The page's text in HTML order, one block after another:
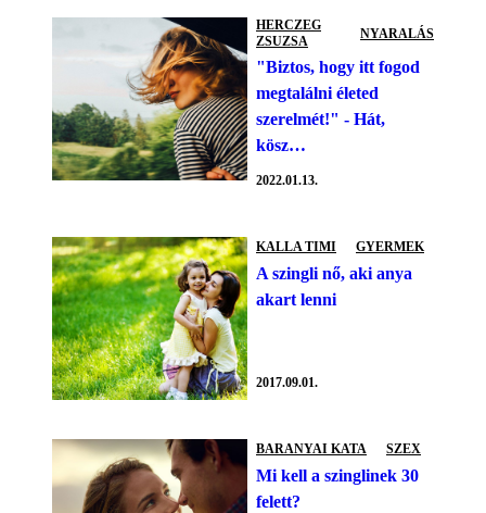
HERCZEG
ZSUZSA
NYARALÁS
"Biztos, hogy itt fogod
megtalálni életed
szerelmét!" - Hát,
kösz…
2022.01.13.
KALLA TIMI GYERMEK
A szingli nő, aki anya
akart lenni
2017.09.01.
BARANYAI KATA SZEX
Mi kell a szinglinek 30
felett?